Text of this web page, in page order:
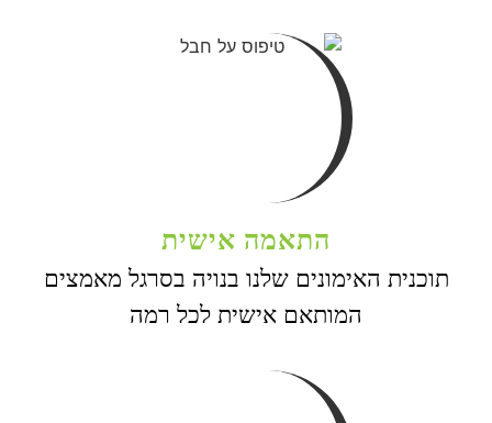
התאמה אישית
תוכנית האימונים שלנו בנויה בסרגל מאמצים
המותאם אישית לכל רמה